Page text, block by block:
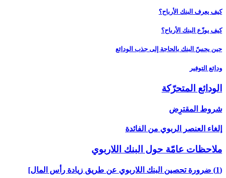
كيف يعرف البنك الأرباح؟
كيف يوزّع البنك الأرباح؟
حين يحسّ البنك بالحاجة إلى جذب الودائع
ودائع التوفير
الودائع المتحرّكة
شروط المقترِض
إلغاء العنصر الربوي من الفائدة
ملاحظات عامّة حول البنك اللاربوي‏
(1) ضرورة تحصين البنك اللاربوي عن طريق زيادة رأس المال‏]